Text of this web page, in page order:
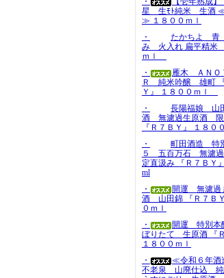
星 生ﾓﾄ純米 生酒 ≪
≫ １８００ｍｌ
・
たかちよ 青
み 火入れ 扁平精米
ｍｌ
・
雁木 ＡＮＯ
Ｒ 純米吟醸 雄町 『
Ｙ』 １８００ｍｌ
・
長陽福娘 山
酒 無濾過生原酒 限
『Ｒ７ＢＹ』 １８０
・
町田酒造 特
５ 五百万石 無濾
定直汲み 『Ｒ７ＢＹ
ml
・
開運 無濾過
酒 山田錦 『Ｒ７Ｂ
０ｍｌ
・
開運 特別
ぼりたて 生原酒 『Ｒ
１８００ｍｌ
・
≪令和６年酒
不老泉 山廃仕込